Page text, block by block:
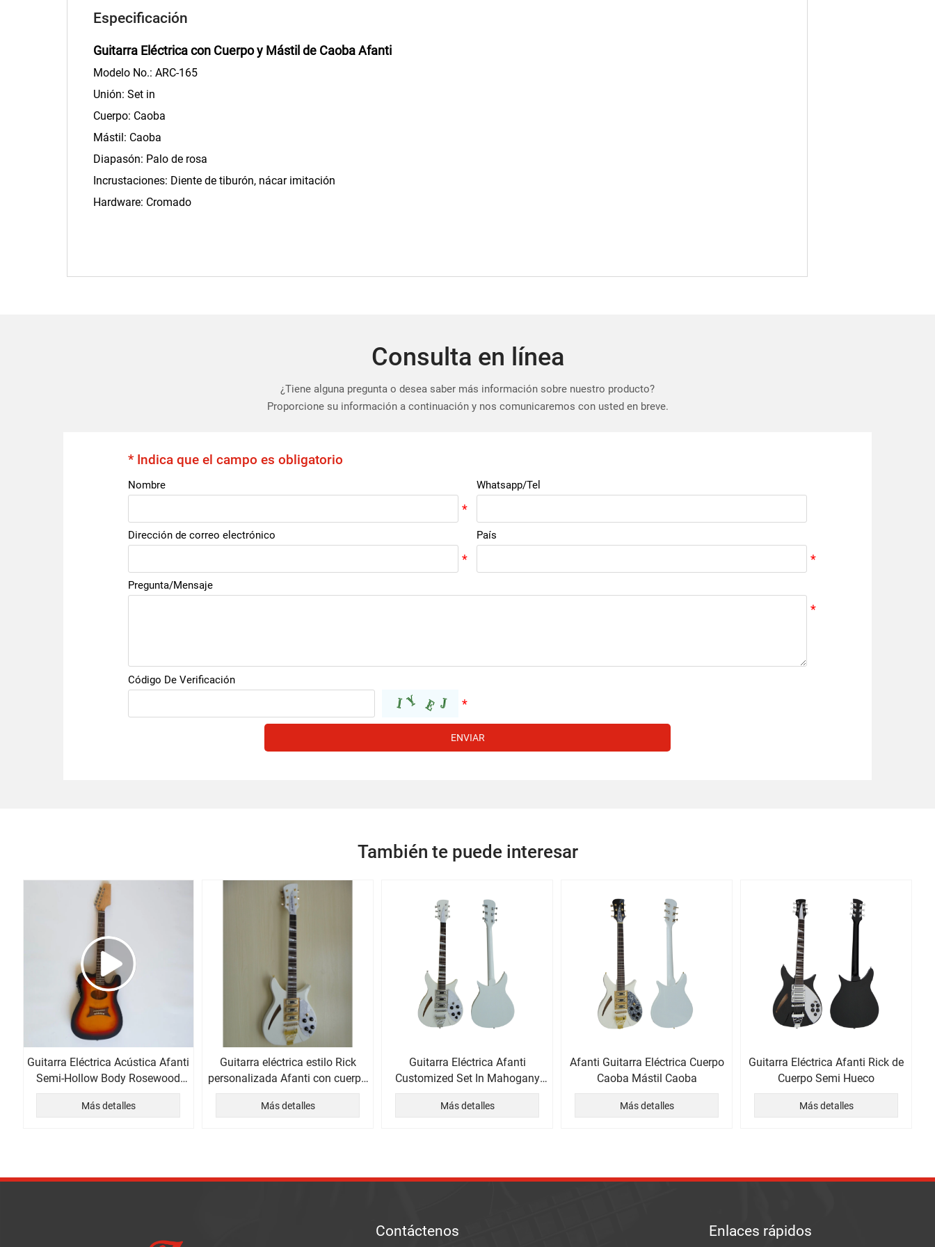
Especificación
Guitarra Eléctrica con Cuerpo y Mástil de Caoba Afanti
Modelo No.: ARC-165
Unión: Set in
Cuerpo: Caoba
Mástil: Caoba
Diapasón: Palo de rosa
Incrustaciones: Diente de tiburón, nácar imitación
Hardware: Cromado
Consulta en línea
¿Tiene alguna pregunta o desea saber más información sobre nuestro producto?
Proporcione su información a continuación y nos comunicaremos con usted en breve.
* Indica que el campo es obligatorio
Nombre Whatsapp/Tel
Dirección de correo electrónico País
Pregunta/Mensaje
Código De Verificación
ENVIAR
También te puede interesar
Guitarra Eléctrica Acústica Afanti
Semi-Hollow Body Rosewood
Fingerboard with EQ
Más detalles
Guitarra eléctrica estilo Rick
personalizada Afanti con cuerpo
de caoba
Más detalles
Guitarra Eléctrica Afanti
Customized Set In Mahogany
Neck
Más detalles
Afanti Guitarra Eléctrica Cuerpo
Caoba Mástil Caoba
Más detalles
Guitarra Eléctrica Afanti Rick de
Cuerpo Semi Hueco
Más detalles
Contáctenos Enlaces rápidos